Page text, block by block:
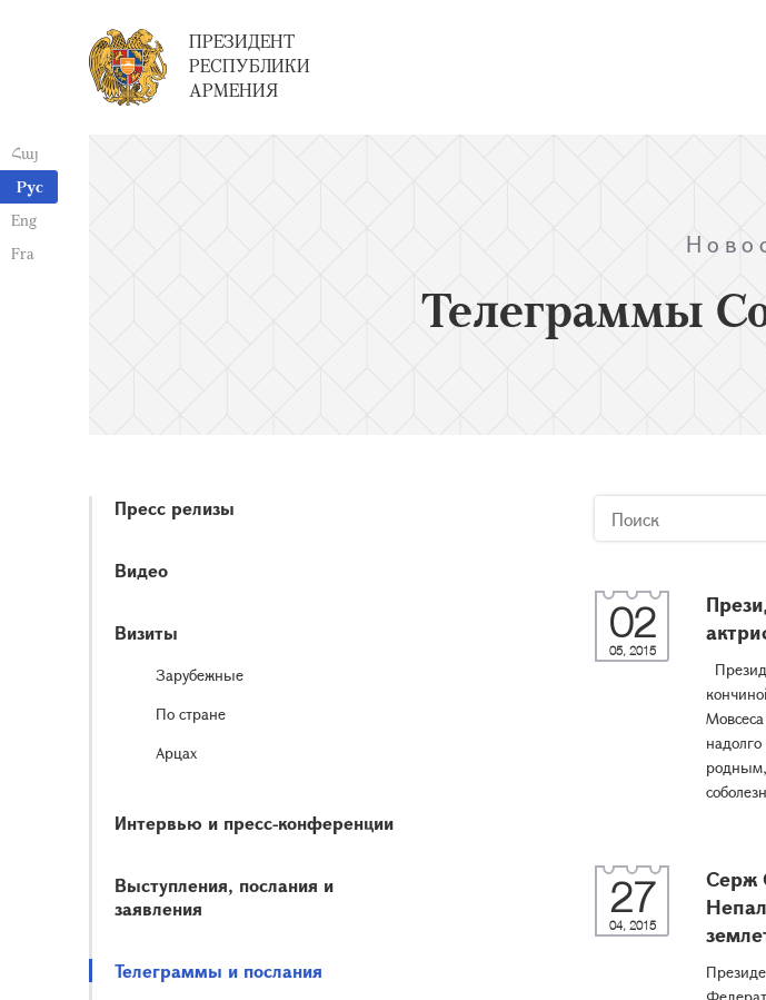
Հայ
Рус
Eng
Fra
ПРЕЗИДЕНТ
РЕСПУБЛИКИ
АРМЕНИЯ
Телеграммы
Пресс релизы
Видео
Визиты
Зарубежные
По стране
Арцах
Интервью и пресс-конференции
Выступления, послания и
заявления
Телеграммы и послания
02
05, 2015
родным,
27
04, 2015
Серж